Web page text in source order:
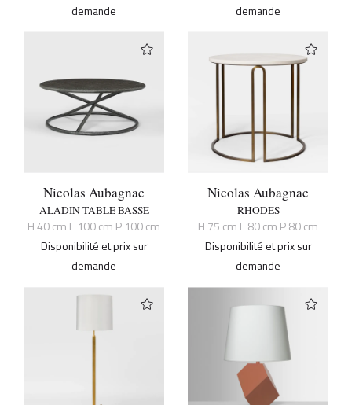
demande
demande
Nicolas Aubagnac
ALADIN TABLE BASSE
H 40 cm L 100 cm P 100 cm
Disponibilité et prix sur
demande
Nicolas Aubagnac
RHODES
H 75 cm L 80 cm P 80 cm
Disponibilité et prix sur
demande